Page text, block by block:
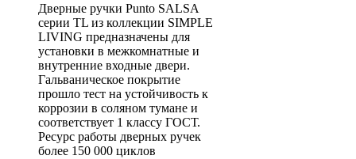
Дверные ручки Punto SALSA
серии TL из коллекции SIMPLE
LIVING предназначены для
установки в межкомнатные и
внутренние входные двери.
Гальваническое покрытие
прошло тест на устойчивость к
коррозии в соляном тумане и
соответствует 1 классу ГОСТ.
Ресурс работы дверных ручек
более 150 000 циклов